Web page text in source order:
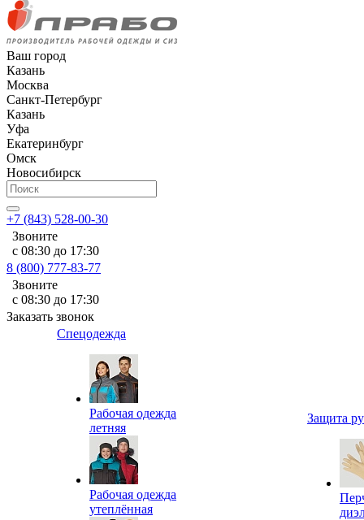
Ваш город
Казань
Москва
Санкт-Петербург
Казань
Уфа
Екатеринбург
Омск
Новосибирск
+7 (843) 528-00-30
Звоните
с 08:30 до 17:30
8 (800) 777-83-77
Звоните
с 08:30 до 17:30
Заказать звонок
Спецодежда
Рабочая одежда
летняя
Рабочая одежда
утеплённая
Защита